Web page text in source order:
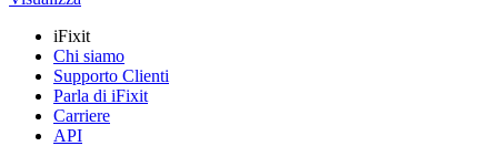
iFixit
Chi siamo
Supporto Clienti
Parla di iFixit
Carriere
API